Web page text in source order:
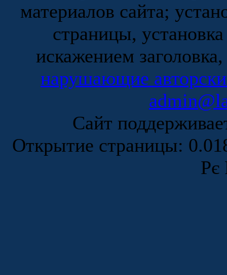
материалов сайта;
страницы,
искажением
нарушающие
Сайт
Открытие страницы:
Рє